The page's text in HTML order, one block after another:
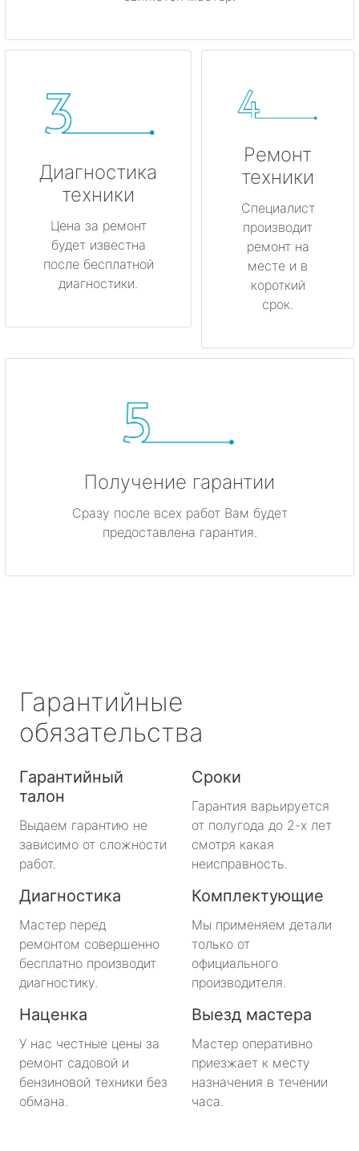
Диагностика
техники
Цена за ремонт
будет известна
после бесплатной
диагностики.
Ремонт
техники
Специалист
производит
ремонт на
месте и в
короткий
срок.
Получение гарантии
Сразу после всех работ Вам будет
предоставлена гарантия.
Гарантийные
обязательства
Гарантийный
талон
Выдаем гарантию не
зависимо от сложности
работ.
Сроки
Гарантия варьируется
от полугода до 2-х лет
смотря какая
неисправность.
Диагностика
Мастер перед
ремонтом совершенно
бесплатно производит
диагностику.
Комплектующие
Мы применяем детали
только от
официального
производителя.
Наценка
У нас честные цены за
ремонт садовой и
бензиновой техники без
обмана.
Выезд мастера
Мастер оперативно
приезжает к месту
назначения в течении
часа.